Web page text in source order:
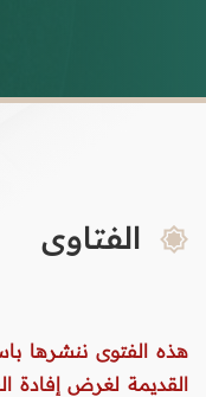
الفتاوى
هذه الفتوى ننشرها
القديمة لغرض إفادة